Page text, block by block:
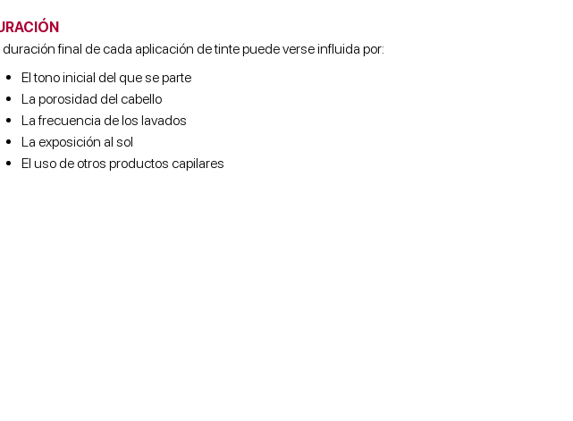
duración final de cada aplicación de tinte puede verse influida por:
El tono inicial del que se parte
La porosidad del cabello
La frecuencia de los lavados
La exposición al sol
El uso de otros productos capilares